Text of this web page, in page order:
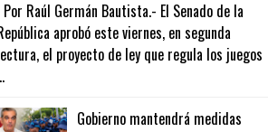
Raúl Germán Bautista.- El Senado de la
aprobó este viernes, en segunda
el proyecto de ley que regula los juegos
Gobierno mantendrá medidas